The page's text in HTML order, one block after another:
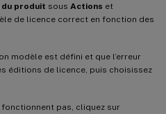
du produit sous Actions et
de licence correct en fonction des
modèle est défini et que l’erreur
éditions de licence, puis choisissez
pas, cliquez sur